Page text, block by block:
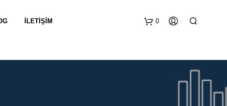
0
İLETIŞIM